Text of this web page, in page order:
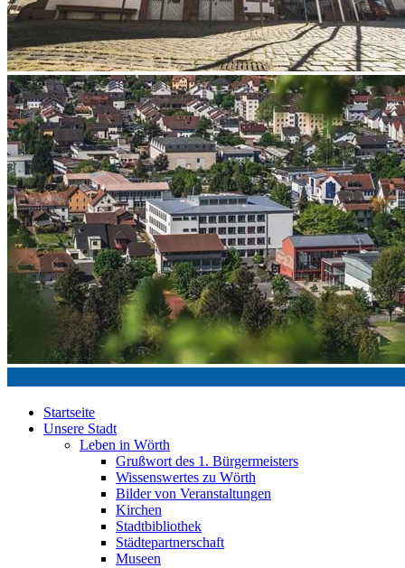
Startseite
Unsere Stadt
Leben in Wörth
Grußwort des 1. Bürgermeisters
Wissenswertes zu Wörth
Bilder von Veranstaltungen
Kirchen
Stadtbibliothek
Städtepartnerschaft
Museen